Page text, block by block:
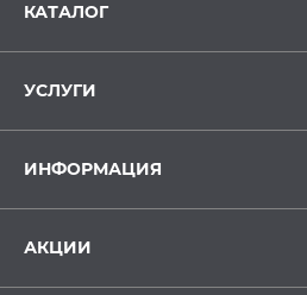
КАТАЛОГ
УСЛУГИ
ИНФОРМАЦИЯ
АКЦИИ